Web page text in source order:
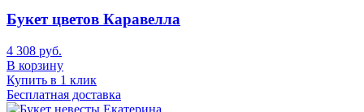
Букет цветов Каравелла
4 308 руб.
В корзину
Купить в 1 клик
Бесплатная доставка